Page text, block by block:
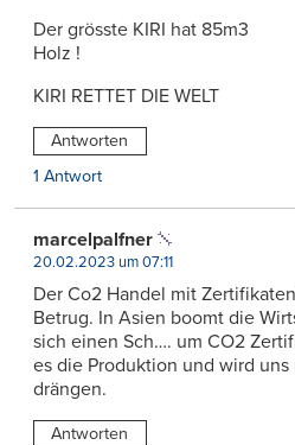
Der grösste KIRI hat 85m3
Holz !
KIRI RETTET DIE WELT
Antworten
1 Antwort
marcelpalfner
20.02.2023 um 07:11
Der Co2 Handel mit
Betrug. In Asien boomt die
sich einen Sch…. um CO2
es die Produktion und wird
drängen.
Antworten